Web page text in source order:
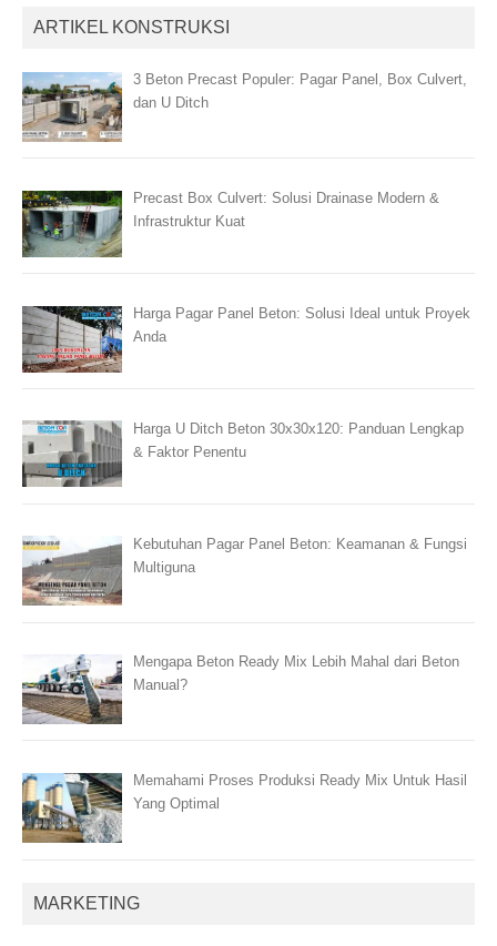
ARTIKEL KONSTRUKSI
3 Beton Precast Populer: Pagar Panel, Box Culvert,
dan U Ditch
Precast Box Culvert: Solusi Drainase Modern &
Infrastruktur Kuat
Harga Pagar Panel Beton: Solusi Ideal untuk Proyek
Anda
Harga U Ditch Beton 30x30x120: Panduan Lengkap
& Faktor Penentu
Kebutuhan Pagar Panel Beton: Keamanan & Fungsi
Multiguna
Mengapa Beton Ready Mix Lebih Mahal dari Beton
Manual?
Memahami Proses Produksi Ready Mix Untuk Hasil
Yang Optimal
MARKETING